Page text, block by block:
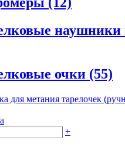
наушники
очки (55)
для метания тарелочек
+